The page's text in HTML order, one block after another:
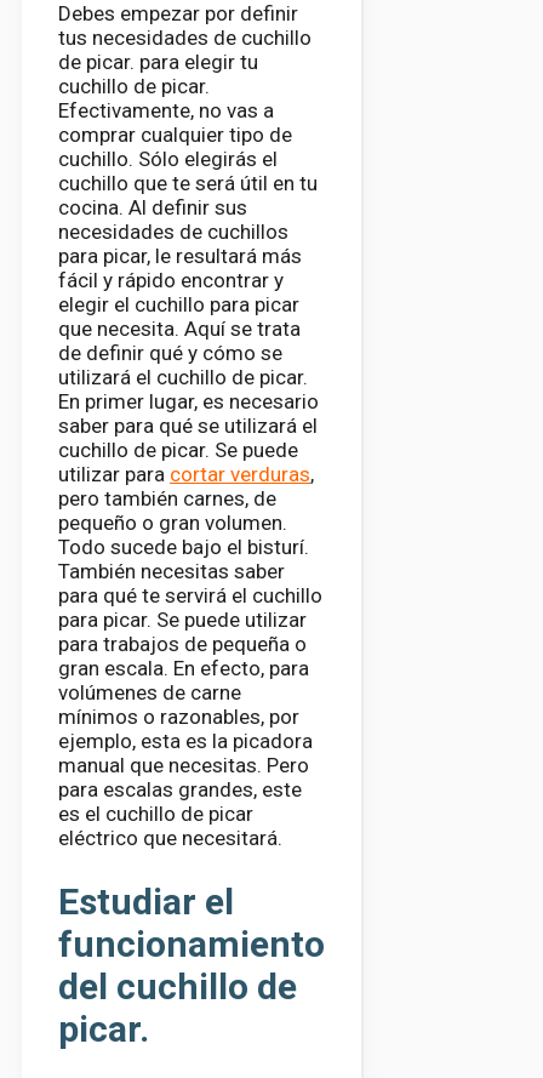
Debes empezar por definir
tus necesidades de cuchillo
de picar. para elegir tu
cuchillo de picar.
Efectivamente, no vas a
comprar cualquier tipo de
cuchillo. Sólo elegirás el
cuchillo que te será útil en tu
cocina. Al definir sus
necesidades de cuchillos
para picar, le resultará más
fácil y rápido encontrar y
elegir el cuchillo para picar
que necesita. Aquí se trata
de definir qué y cómo se
utilizará el cuchillo de picar.
En primer lugar, es necesario
saber para qué se utilizará el
cuchillo de picar. Se puede
utilizar para cortar verduras,
pero también carnes, de
pequeño o gran volumen.
Todo sucede bajo el bisturí.
También necesitas saber
para qué te servirá el cuchillo
para picar. Se puede utilizar
para trabajos de pequeña o
gran escala. En efecto, para
volúmenes de carne
mínimos o razonables, por
ejemplo, esta es la picadora
manual que necesitas. Pero
para escalas grandes, este
es el cuchillo de picar
eléctrico que necesitará.
Estudiar el
funcionamiento
del cuchillo de
picar.